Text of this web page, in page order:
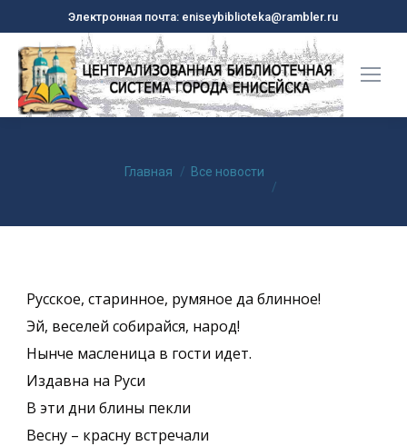
Электронная почта: eniseybiblioteka@rambler.ru
Вы здесь:
Главная Все новости
Русское, старинное, румяное да блинное!
Эй, веселей собирайся, народ!
Нынче масленица в гости идет.
Издавна на Руси
В эти дни блины пекли
Весну – красну встречали